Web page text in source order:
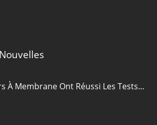
À Membrane Ont Réussi Les Tests...